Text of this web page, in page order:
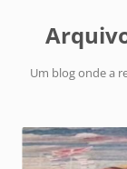
Um blog onde a